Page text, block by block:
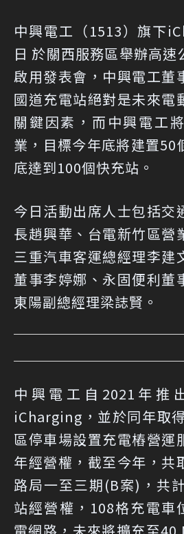
中興電工（1513）旗下
日 於關西服務區舉辦高速
啟用發表會，中興電工董
國道充電站絕對是未來電
關鍵因素，而中興電工
業，目標今年底將建置50
底達到100個快充站。
今日活動出席人士包括交
長趙興華、台電新竹區營
三重汽車客運總經理李建
董事李婷娜、永固便利董
東陽副總經理梁誌賢。
中興電工自2021年推
iCharging，並於同年取
區停車場設置充電樁營運
年經營權，截至今年，共
路局一至三期(B案)，共
站經營權，108格充電車